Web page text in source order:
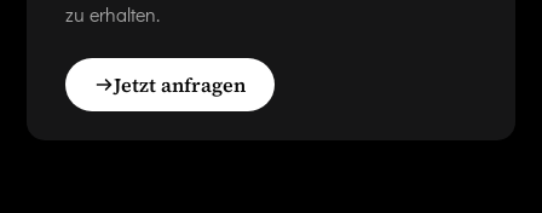
zu erhalten.
Jetzt anfragen